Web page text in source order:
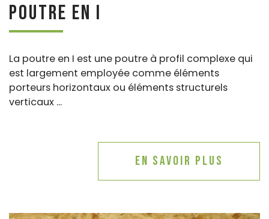
Poutre en I
La poutre en I est une poutre à profil complexe qui
est largement employée comme éléments
porteurs horizontaux ou éléments structurels
verticaux ...
En savoir plus